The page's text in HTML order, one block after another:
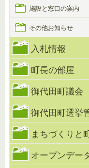
施設と窓口の案内
その他お知らせ
入札情報
町長の部屋
御代田町議会
御代田町選挙
まちづくりと
オープンデー